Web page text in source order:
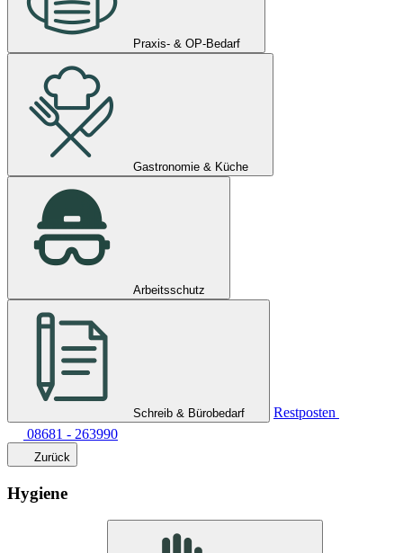
Praxis- & OP-Bedarf
Gastronomie & Küche
Arbeitsschutz
Schreib & Bürobedarf
Restposten
08681 - 263990
Zurück
Hygiene